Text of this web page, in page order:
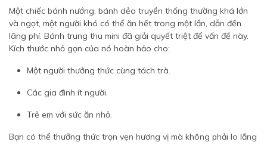
Một chiếc bánh nướng, bánh dẻo truyền thống thường khá lớn
và ngọt, một người khó có thể ăn hết trong một lần, dẫn đến
lãng phí. Bánh trung thu mini đã giải quyết triệt để vấn đề này.
Kích thước nhỏ gọn của nó hoàn hảo cho:
Một người thưởng thức cùng tách trà.
Các gia đình ít người.
Trẻ em với sức ăn nhỏ.
Bạn có thể thưởng thức trọn vẹn hương vị mà không phải lo lắng